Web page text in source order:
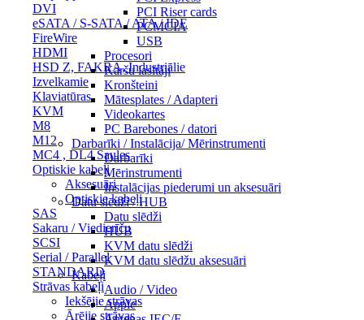
DVI
eSATA / S-SATA / ATA / IDE
FireWire
HDMI
HSD Z, FAKRA, Industriālie
Izvelkamie
Klaviatūras
KVM
M8
M12
MC4 , DL4 Saules
Optiskie kabeļi
Aksesuāri
Optiskie kabeļi
SAS
Sakaru / Viedierīču
SCSI
Serial / Parallel
STANDARD
Strāvas kabeļi
Iekšējie strāvas
Ārējie strāvas
PCI Riser cards
PCMCIA
USB
Procesori
Karšu lasītāji
Kronšteini
Mātesplates / Adapteri
Videokartes
PC Barebones / datori
Darbarīki / Instalācija/ Mērinstrumenti
Darbarīki
Mērinstrumenti
Instalācijas piederumi un aksesuāri
Datu slēdži / HUB
Datu slēdži
HUB
KVM datu slēdži
KVM datu slēdžu aksesuāri
Kabeļi
Audio / Video
Apple